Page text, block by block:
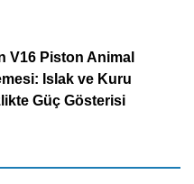
V16 Piston Animal
Islak ve Kuru
Güç Gösterisi